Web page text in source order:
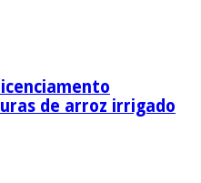
de arroz irrigado